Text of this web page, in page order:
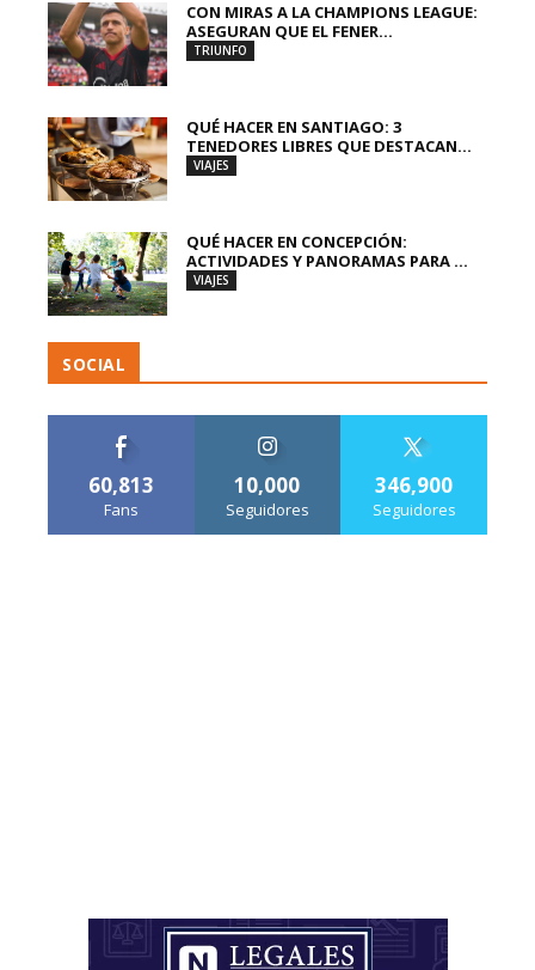
CON MIRAS A LA CHAMPIONS LEAGUE:
ASEGURAN QUE EL FENER...
TRIUNFO
QUÉ HACER EN SANTIAGO: 3
TENEDORES LIBRES QUE DESTACAN...
VIAJES
QUÉ HACER EN CONCEPCIÓN:
ACTIVIDADES Y PANORAMAS PARA ...
VIAJES
SOCIAL
60,813
Fans
10,000
Seguidores
346,900
Seguidores